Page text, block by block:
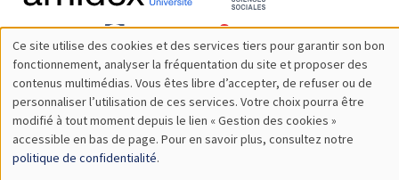
Utilisation
des
données
personnelles
Ce site utilise des cookies et des services tiers pour garantir son bon
fonctionnement, analyser la fréquentation du site et proposer des
contenus multimédias. Vous êtes libre d’accepter, de refuser ou de
personnaliser l’utilisation de ces services. Votre choix pourra être
modifié à tout moment depuis le lien « Gestion des cookies »
accessible en bas de page. Pour en savoir plus, consultez notre
politique de confidentialité.